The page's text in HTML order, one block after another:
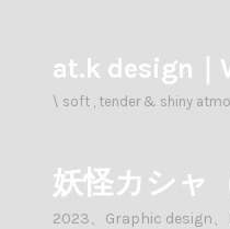
ン
ツ
キ
ッ
プ
at.k design｜
\ soft , tender & shiny
妖怪カシャ
2023、 Graphic design、